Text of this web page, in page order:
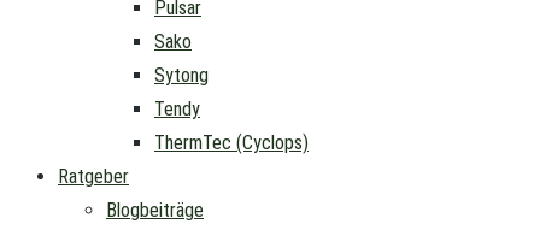
Pulsar
Sako
Sytong
Tendy
ThermTec (Cyclops)
Ratgeber
Blogbeiträge